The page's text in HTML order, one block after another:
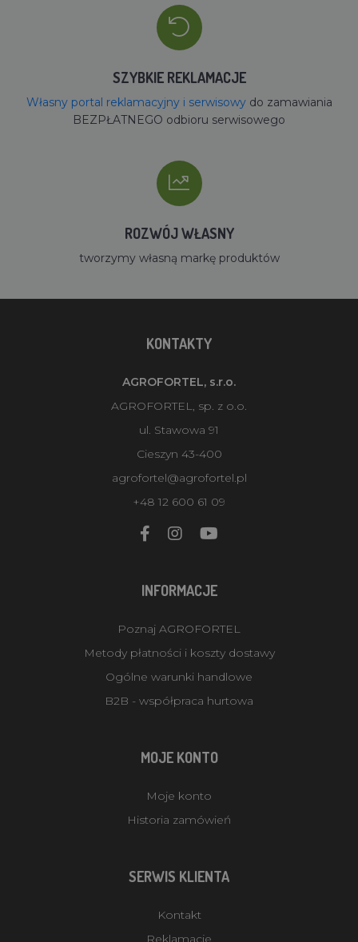
SZYBKIE REKLAMACJE
Własny portal reklamacyjny i serwisowydo zamawiania
BEZPŁATNEGO odbioru serwisowego
ROZWÓJ WŁASNY
tworzymy własną markę produktów
KONTAKTY
AGROFORTEL, s.r.o.
AGROFORTEL, sp. z o.o.
ul. Stawowa 91
Cieszyn 43-400
agrofortel@agrofortel.pl
+48 12 600 61 09
INFORMACJE
Poznaj AGROFORTEL
Metody płatności i koszty dostawy
Ogólne warunki handlowe
B2B - współpraca hurtowa
MOJE KONTO
Moje konto
Historia zamówień
SERWIS KLIENTA
Kontakt
Reklamacje